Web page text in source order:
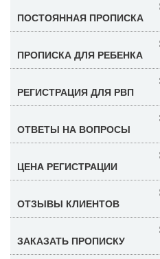
ПОСТОЯННАЯ ПРОПИСКА
ПРОПИСКА ДЛЯ РЕБЕНКА
РЕГИСТРАЦИЯ ДЛЯ РВП
ОТВЕТЫ НА ВОПРОСЫ
ЦЕНА РЕГИСТРАЦИИ
ОТЗЫВЫ КЛИЕНТОВ
ЗАКАЗАТЬ ПРОПИСКУ